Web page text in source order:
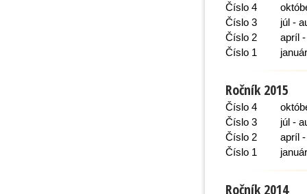
Číslo 4
Číslo 3
júl -
Číslo 2
apríl
Číslo 1
Ročník 2015
Číslo 4
Číslo 3
júl -
Číslo 2
apríl
Číslo 1
Ročník 2014